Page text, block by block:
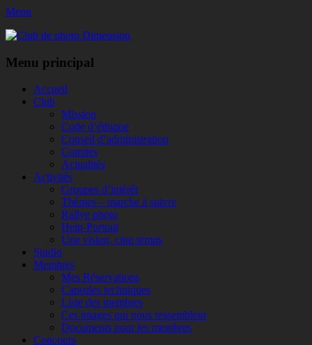
Menu
Club de photo Dimension
Menu principal
Aller
Accueil
Club
Mission
Code d’éthique
Conseil d’administration
Comités
Actualités
Activités
Groupes d’intérêt
Thèmes – marche à suivre
Rallye photo
Help-Portrait
Une vision, cinq temps
Studio
Membres
Mes Réservations
Capsules techniques
Liste des membres
Ces images qui nous ressemblent
Documents pour les membres
Concours